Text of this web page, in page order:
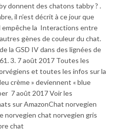
donnent des chatons tabby ? .
il n’est décrit à ce jour que
empêche la Interactions entre
gènes de couleur du chat.
la GSD IV dans des lignées de
3. 7 août 2017 Toutes les
et toutes les infos sur la
crème » deviennent « blue
7 août 2017 Voir les
sur AmazonChat norvegien
norvegien chat norvegien gris
chat